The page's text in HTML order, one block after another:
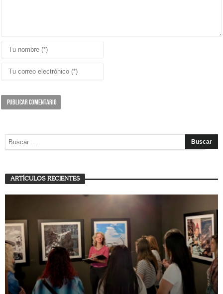
ARTÍCULOS RECIENTES